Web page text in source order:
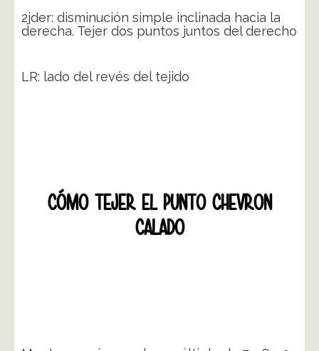
2jder: disminución simple inclinada hacia la
derecha. Tejer dos puntos juntos del derecho
LR: lado del revés del tejido
CÓMO TEJER EL PUNTO CHEVRON
CALADO